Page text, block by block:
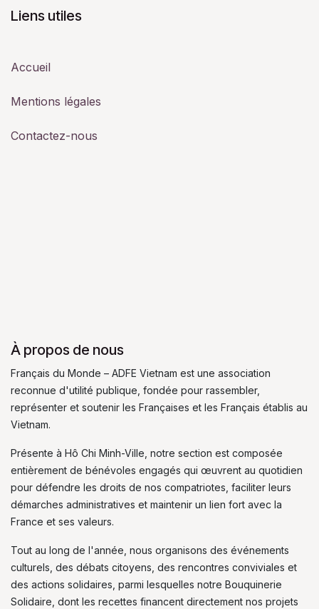
Liens utiles
Accueil
Mentions légales
Contactez-nous
À propos de nous
Français du Monde – ADFE Vietnam est une association
reconnue d'utilité publique, fondée pour rassembler,
représenter et soutenir les Françaises et les Français établis au
Vietnam.
Présente à Hô Chi Minh-Ville, notre section est composée
entièrement de bénévoles engagés qui œuvrent au quotidien
pour défendre les droits de nos compatriotes, faciliter leurs
démarches administratives et maintenir un lien fort avec la
France et ses valeurs.
Tout au long de l'année, nous organisons des événements
culturels, des débats citoyens, des rencontres conviviales et
des actions solidaires, parmi lesquelles notre Bouquinerie
Solidaire, dont les recettes financent directement nos projets